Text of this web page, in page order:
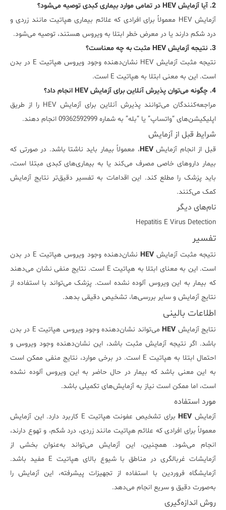
2. آیا آزمایش HEV در تمامی موارد بیماری کبدی توصیه می‌شود؟
آزمایش HEV معمولاً برای افرادی که علائم بیماری هپاتیت مانند زردی و
درد شکم دارند یا در معرض خطر ابتلا به ویروس هستند، توصیه می‌شود.
3. نتیجه آزمایش HEV مثبت به چه معناست؟
نتیجه مثبت آزمایش HEV نشان‌دهنده وجود ویروس هپاتیت E در بدن
است. این به معنی ابتلا به هپاتیت E است.
4. چگونه می‌توان پذیرش آنلاین برای آزمایش HEV انجام داد؟
مراجعه‌کنندگان می‌توانند پذیرش آنلاین برای آزمایش HEV را از طریق
اپلیکیشن‌های “واتساپ” یا “بله” به شماره 09362592999 انجام دهند.
شرایط قبل از آزمایش
قبل از انجام آزمایشHEV، معمولاً بیمار باید ناشتا باشد. در صورتی که
بیمار داروهای خاصی مصرف می‌کند یا به بیماری‌های کبدی مبتلا است،
باید پزشک را مطلع کند. این اقدامات به تفسیر دقیق‌تر نتایج آزمایش
کمک می‌کنند.
نام‌های دیگر
Hepatitis E Virus Detection
تفسیر
نتیجه مثبت آزمایشHEV
نشان‌دهنده وجود ویروس هپاتیت E در بدن
است. این به معنای ابتلا به هپاتیت E است. نتایج منفی نشان می‌دهند
که بیمار به این ویروس آلوده نشده است. پزشک می‌تواند با استفاده از
نتایج آزمایش و سایر بررسی‌ها، تشخیص دقیقی بدهد.
اطلاعات بالینی
نتایج آزمایش HEV
می‌تواند نشان‌دهنده وجود ویروس هپاتیت E در بدن
باشد. اگر نتیجه آزمایش مثبت باشد، این نشان‌دهنده وجود ویروس و
احتمال ابتلا به هپاتیت E است. در برخی موارد، نتایج منفی ممکن است
به این معنی باشد که بیمار در حال حاضر به این ویروس آلوده نشده
است، اما ممکن است نیاز به آزمایش‌های تکمیلی باشد.
مورد استفاده
آزمایش HEV
برای تشخیص عفونت هپاتیت E کاربرد دارد. این آزمایش
معمولاً برای افرادی که علائم هپاتیت مانند زردی، درد شکم، و تهوع دارند،
انجام می‌شود. همچنین، این آزمایش می‌تواند به‌عنوان بخشی از
آزمایشات غربالگری در مناطق با شیوع بالای هپاتیت E مفید باشد.
آزمایشگاه فروردین با استفاده از تجهیزات پیشرفته، این آزمایش را
به‌صورت دقیق و سریع انجام می‌دهد.
روش اندازه‌گیری